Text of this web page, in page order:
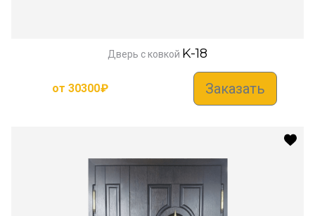
Дверь с ковкой K-18
от 30300₽ Заказать